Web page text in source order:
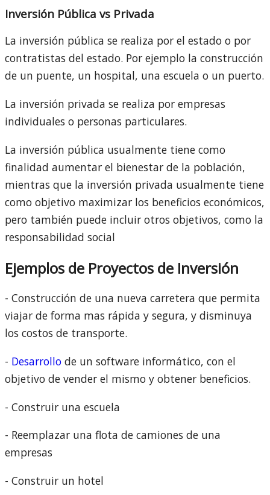
Inversión Pública vs Privada
La inversión pública se realiza por el estado o por
contratistas del estado. Por ejemplo la construcción
de un puente, un hospital, una escuela o un puerto.
La inversión privada se realiza por empresas
individuales o personas particulares.
La inversión pública usualmente tiene como
finalidad aumentar el bienestar de la población,
mientras que la inversión privada usualmente tiene
como objetivo maximizar los beneficios económicos,
pero también puede incluir otros objetivos, como la
responsabilidad social
Ejemplos de Proyectos de Inversión
- Construcción de una nueva carretera que permita
viajar de forma mas rápida y segura, y disminuya
los costos de transporte.
- Desarrollo de un software informático, con el
objetivo de vender el mismo y obtener beneficios.
- Construir una escuela
- Reemplazar una flota de camiones de una
empresas
- Construir un hotel